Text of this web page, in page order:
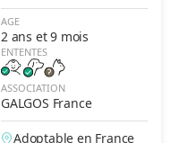
AGE
2 ans et 9 mois
ENTENTES
ASSOCIATION
GALGOS France
Adoptable en France